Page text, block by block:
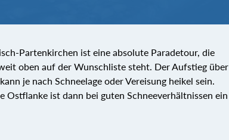
Partenkirchen ist eine absolute Paradetour, die
oben auf der Wunschliste steht. Der Aufstieg über
je nach Schneelage oder Vereisung heikel sein.
ist dann bei guten Schneeverhältnissen ein